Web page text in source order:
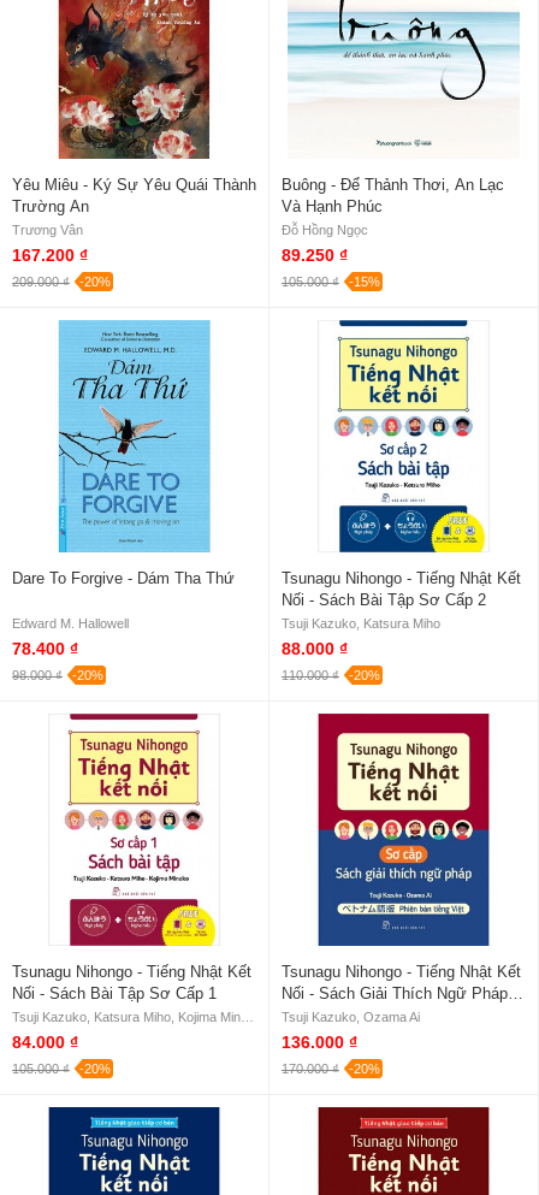
Yêu Miêu - Ký Sự Yêu Quái Thành
Trường An
Trương Vân
167.200 ₫
209.000 ₫ -20%
Buông - Để Thảnh Thơi, An Lạc
Và Hạnh Phúc
Đỗ Hồng Ngọc
89.250 ₫
105.000 ₫ -15%
Dare To Forgive - Dám Tha Thứ
Edward M. Hallowell
78.400 ₫
98.000 ₫ -20%
Tsunagu Nihongo - Tiếng Nhật Kết
Nối - Sách Bài Tập Sơ Cấp 2
Tsuji Kazuko, Katsura Miho
88.000 ₫
110.000 ₫ -20%
Tsunagu Nihongo - Tiếng Nhật Kết
Nối - Sách Bài Tập Sơ Cấp 1
84.000 ₫
105.000 ₫ -20%
Tsunagu Nihongo - Tiếng Nhật Kết
Nối - Sách Giải Thích Ngữ Pháp
Sơ Cấp
Tsuji Kazuko, Ozama Ai
136.000 ₫
170.000 ₫ -20%